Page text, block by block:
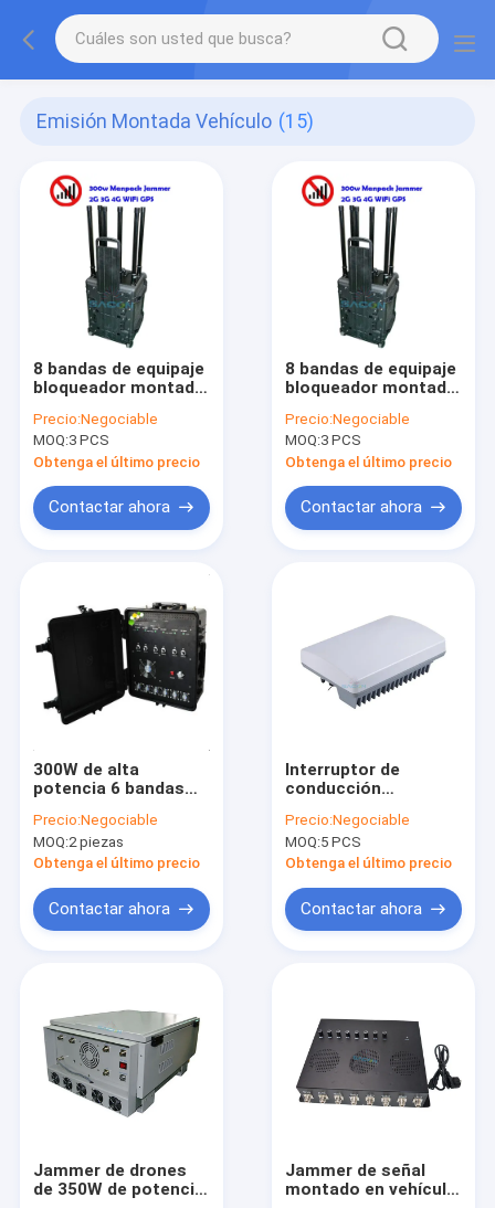
Emisión Montada Vehículo (15)
8 bandas de equipaje
bloqueador montado
Precio:Negociable
MOQ:3 PCS
Obtenga el último precio
Contactar ahora
8 bandas de equipaje
bloqueador montado
Precio:Negociable
MOQ:3 PCS
Obtenga el último precio
Contactar ahora
300W de alta
potencia 6 bandas
el vehículo jammer
de señal RF
bloqueador para la
Precio:Negociable
MOQ:2 piezas
Obtenga el último precio
Contactar ahora
Interruptor de
conducción
montado en vehículo
con 7 bandas y
alcance de
m
Precio:Negociable
MOQ:5 PCS
Obtenga el último precio
Contactar ahora
Jammer de drones
de 350W de potencia
Jammer de señal
montado en vehículo